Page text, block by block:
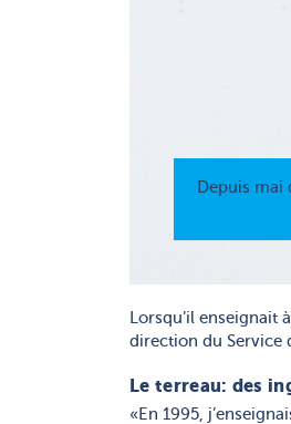
Depuis mai
Lorsqu’il enseignait
direction du Service
Le terreau: des
«En 1995,